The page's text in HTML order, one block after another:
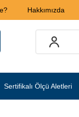
Hakkımızda
Sertifikalı Ölçü Aletleri